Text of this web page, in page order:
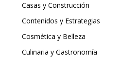
Casas y Construcción
Contenidos y Estrategias
Cosmética y Belleza
Culinaria y Gastronomía